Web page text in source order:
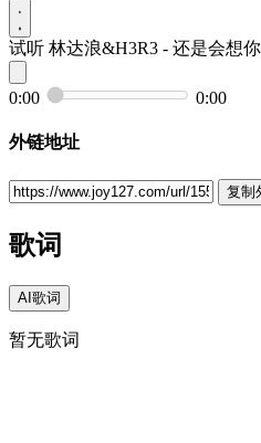
试听 林达浪&H3R3 - 还是会想
0:00 0:00
外链地址
复制
歌词
AI歌词
暂无歌词